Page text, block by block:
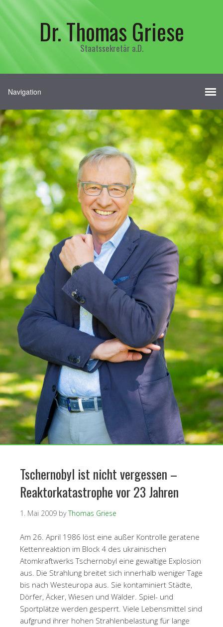
Dr. Thomas Griese
Staatssekretär a.D.
Tschernobyl ist nicht vergessen –
Reaktorkatastrophe vor 23 Jahren
1. Mai 2009 byThomas Griese
Am 26. April 1986 löst eine außer Kontrolle geratene
Kettenreaktion im Block 4 des ukrainischen
Atomkraftwerks Tschernobyl eine gewaltige Explosion
aus. Die Strahlung breitet sich innerhalb weniger Tage
bis nach Westeuropa aus. Sie kontaminiert Städte,
Dörfer, Äcker, Wiesen und Wälder. Spiel- und
Sportplätze werden gesperrt. Viele Lebensmittel sind
aufgrund ihrer hohen Strahlenbelastung für lange